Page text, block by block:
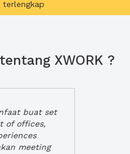
terlengkap
XWORK ?
buat set
of offices,
meeting